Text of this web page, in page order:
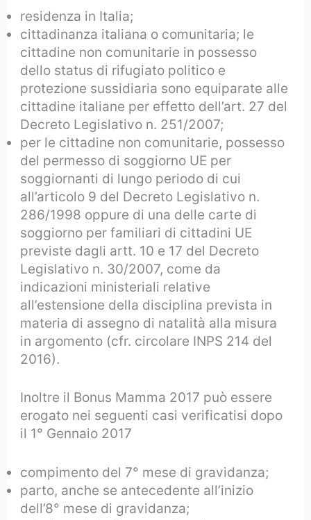
residenza in Italia;
cittadinanza italiana o comunitaria; le
cittadine non comunitarie in possesso
dello status di rifugiato politico e
protezione sussidiaria sono equiparate alle
cittadine italiane per effetto dell’art. 27 del
Decreto Legislativo n. 251/2007;
per le cittadine non comunitarie, possesso
del permesso di soggiorno UE per
soggiornanti di lungo periodo di cui
all’articolo 9 del Decreto Legislativo n.
286/1998 oppure di una delle carte di
soggiorno per familiari di cittadini UE
previste dagli artt. 10 e 17 del Decreto
Legislativo n. 30/2007, come da
indicazioni ministeriali relative
all’estensione della disciplina prevista in
materia di assegno di natalità alla misura
in argomento (cfr. circolare INPS 214 del
2016).
Inoltre il Bonus Mamma 2017 può essere
erogato nei seguenti casi verificatisi dopo
il 1° Gennaio 2017
compimento del 7° mese di gravidanza;
parto, anche se antecedente all’inizio
dell’8° mese di gravidanza;